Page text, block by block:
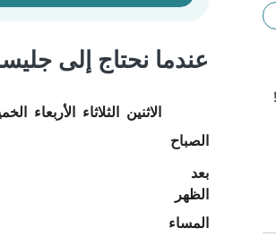
عندما نحتاج إلى
الاثنين الثلاثاء الأربعاء
الصباح
بعد
الظهر
المساء